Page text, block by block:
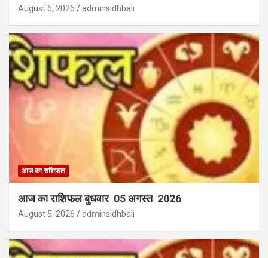
August 6, 2026 adminsidhbali
आज का राशिफल
आज का राशिफल बुधवार 05 अगस्त 2026
August 5, 2026 adminsidhbali